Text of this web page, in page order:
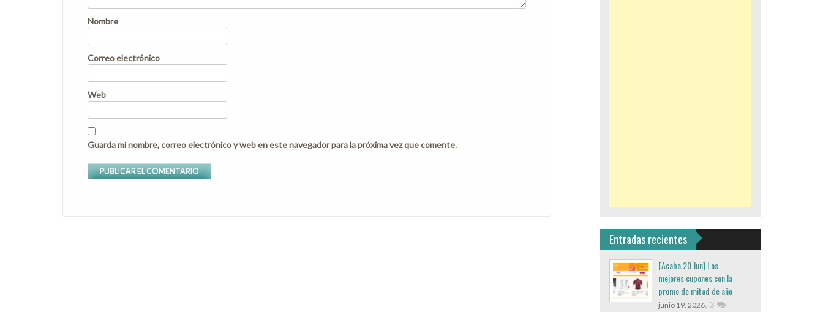
Nombre
Correo electrónico
Web
Guarda mi nombre, correo electrónico y web en este navegador para la próxima vez que comente.
Entradas recientes
[Acaba 20 Jun] Los
mejores cupones con la
promo de mitad de año
junio 19, 2026, 3